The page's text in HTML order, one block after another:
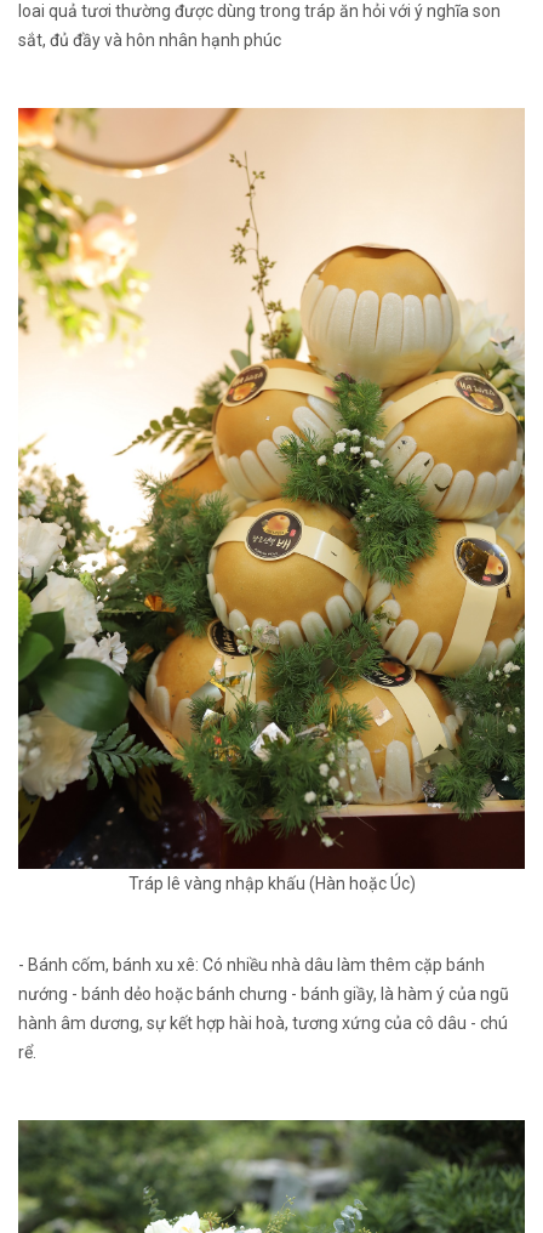
loai quả tươi thường được dùng trong tráp ăn hỏi với ý nghĩa son
sắt, đủ đầy và hôn nhân hạnh phúc
Tráp lê vàng nhập khấu (Hàn hoặc Úc)
- Bánh cốm, bánh xu xê: Có nhiều nhà dâu làm thêm cặp bánh
nướng - bánh dẻo hoặc bánh chưng - bánh giầy, là hàm ý của ngũ
hành âm dương, sự kết hợp hài hoà, tương xứng của cô dâu - chú
rể.